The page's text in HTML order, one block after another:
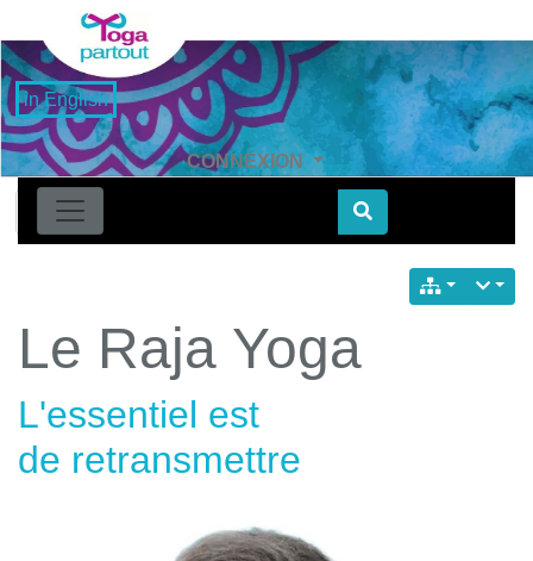
in English
CONNEXION
Find
Le Raja Yoga
L'essentiel est
de retransmettre